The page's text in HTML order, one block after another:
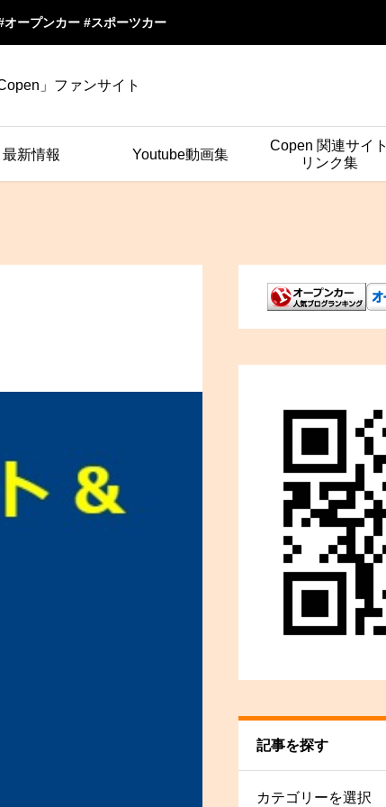
ープンカー #スポーツカー
」ファンサイト
最新情報 Youtube動画集
Copen 関連サイト
リンク集
記事を探す